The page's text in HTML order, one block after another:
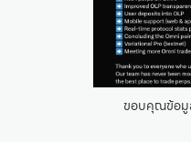
ขอบคุณข้อมู